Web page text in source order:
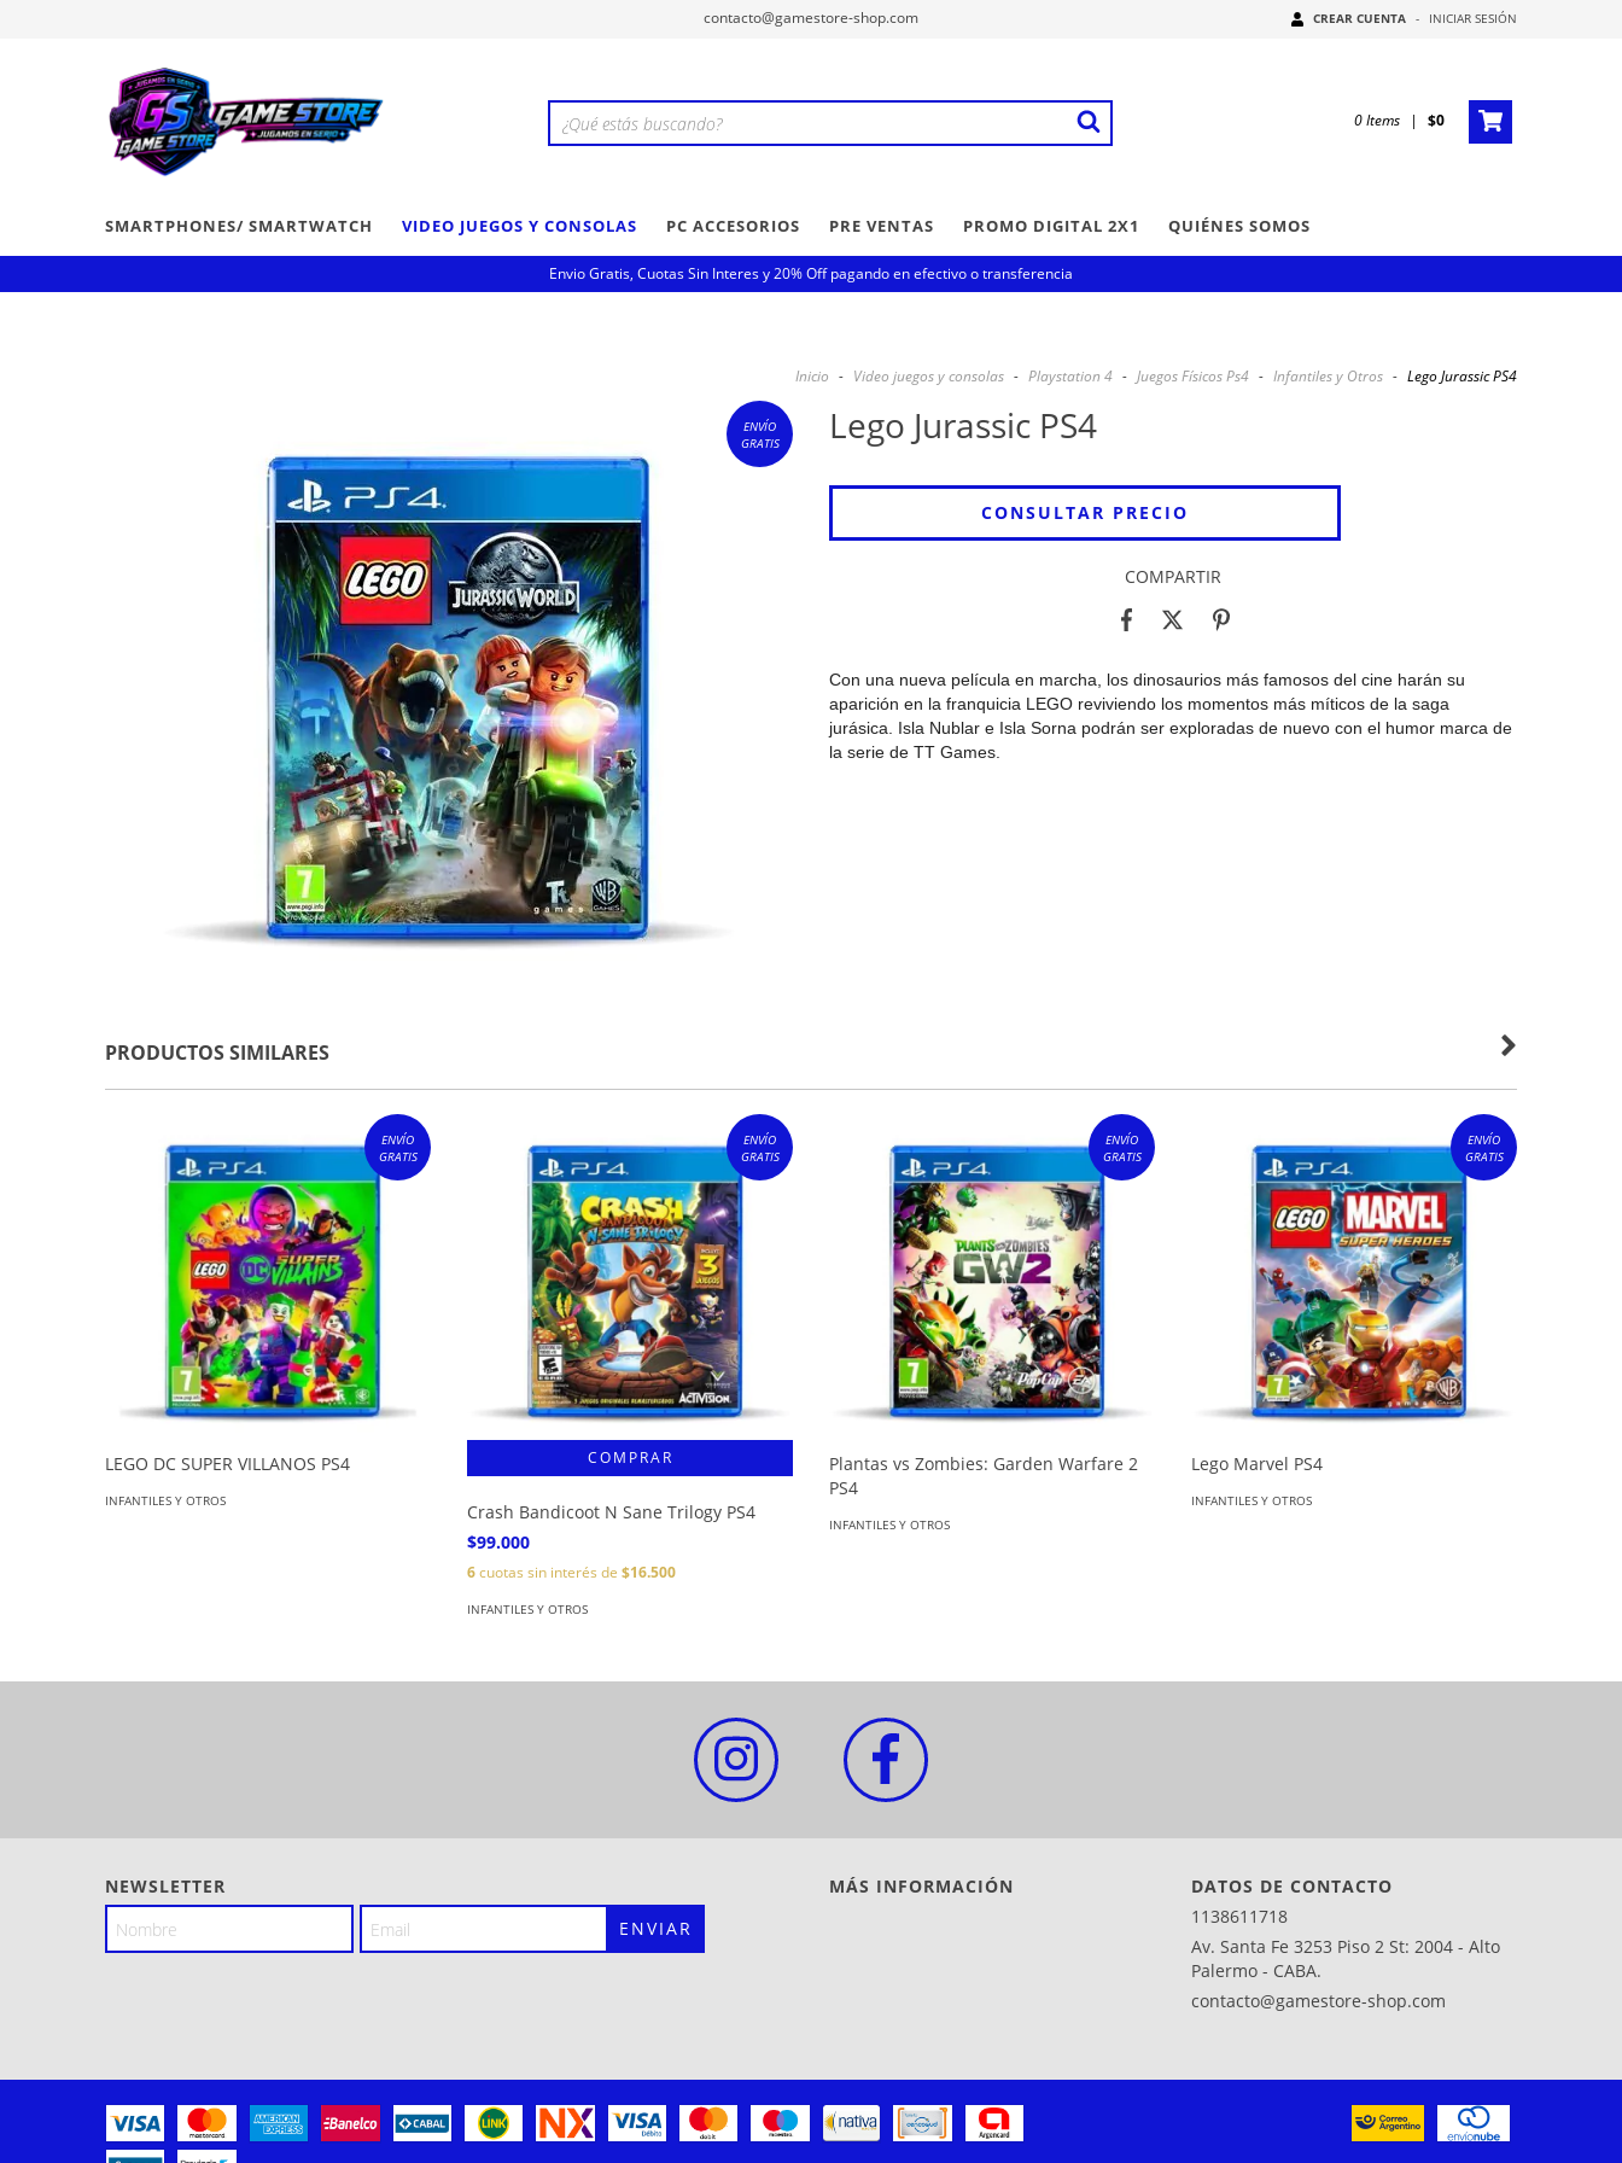
contacto@gamestore-shop.com CREAR CUENTA - INICIAR SESIÓN
0Items | $0
SMARTPHONES/ SMARTWATCH VIDEO JUEGOS Y CONSOLAS PC ACCESORIOS PRE VENTAS PROMO DIGITAL 2X1 QUIÉNES SOMOS
Envio Gratis, Cuotas Sin Interes y 20% Off pagando en efectivo o transferencia
Inicio - Video juegos y consolas - Playstation 4 - Juegos Físicos Ps4 - Infantiles y Otros - Lego Jurassic PS4
ENVÍO
GRATIS
Lego Jurassic PS4
COMPARTIR
Con una nueva película en marcha, los dinosaurios más famosos del cine harán su
aparición en la franquicia LEGO reviviendo los momentos más míticos de la saga
jurásica. Isla Nublar e Isla Sorna podrán ser exploradas de nuevo con el humor marca de
la serie de TT Games.
PRODUCTOS SIMILARES
ENVÍO
GRATIS
LEGO DC SUPER VILLANOS PS4
INFANTILES Y OTROS
ENVÍO
GRATIS
Crash Bandicoot N Sane Trilogy PS4
$99.000
6cuotas sin interés de $16.500
INFANTILES Y OTROS
ENVÍO
GRATIS
Plantas vs Zombies: Garden Warfare 2
PS4
INFANTILES Y OTROS
ENVÍO
GRATIS
Lego Marvel PS4
INFANTILES Y OTROS
NEWSLETTER MÁS INFORMACIÓN
DATOS DE CONTACTO
1138611718
Av. Santa Fe 3253 Piso 2 St: 2004 - Alto
Palermo - CABA.
contacto@gamestore-shop.com